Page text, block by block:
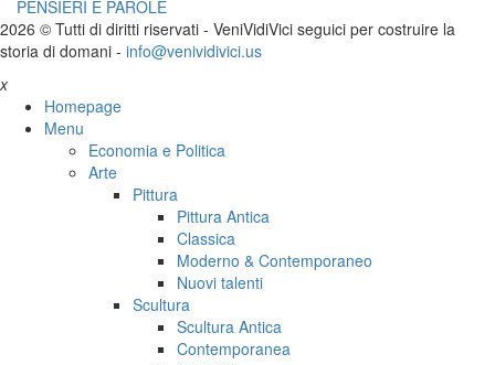
PENSIERI E PAROLE
2026 © Tutti di diritti riservati - VeniVidiVici seguici per costruire la
storia di domani - info@venividivici.us
x
Homepage
Menu
Economia e Politica
Arte
Pittura
Pittura Antica
Classica
Moderno & Contemporaneo
Nuovi talenti
Scultura
Scultura Antica
Contemporanea